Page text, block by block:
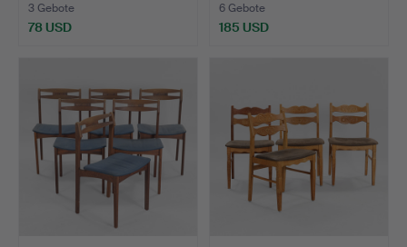
3 Gebote
78 USD
6 Gebote
185 USD